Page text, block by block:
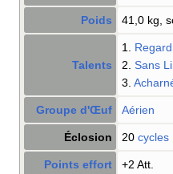
Poids 41,0 kg,
Talents
1.
2. Sans
3.
Groupe d'Œuf Aérien
Éclosion 20 cycles
Points effort +2 Att.